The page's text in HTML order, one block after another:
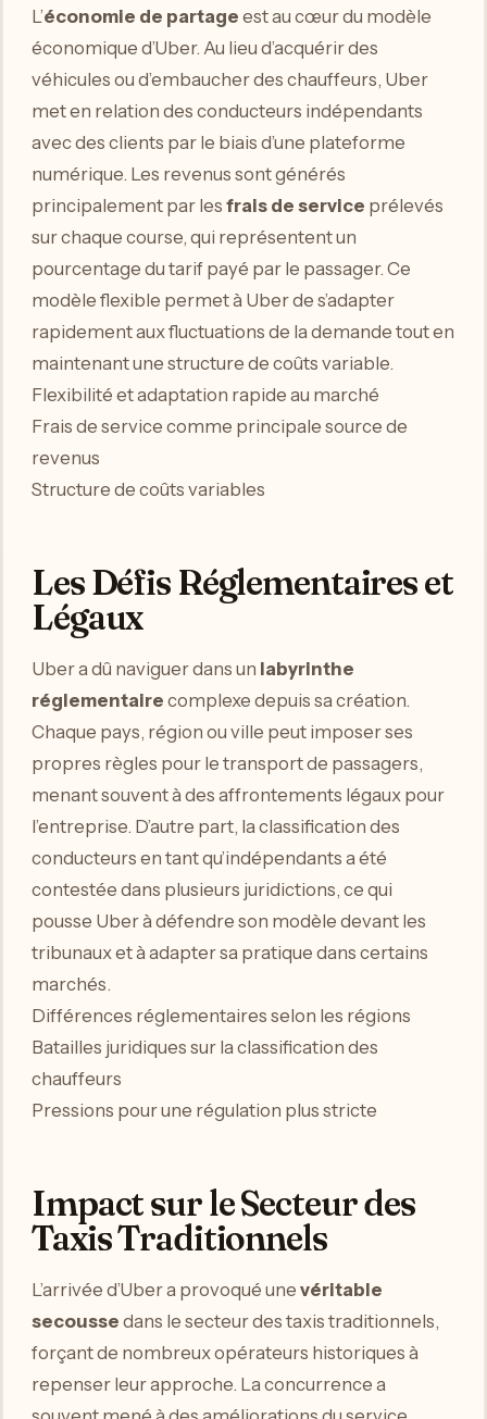
L’économie de partage est au cœur du modèle
économique d’Uber. Au lieu d’acquérir des
véhicules ou d’embaucher des chauffeurs, Uber
met en relation des conducteurs indépendants
avec des clients par le biais d’une plateforme
numérique. Les revenus sont générés
principalement par les frais de service prélevés
sur chaque course, qui représentent un
pourcentage du tarif payé par le passager. Ce
modèle flexible permet à Uber de s’adapter
rapidement aux fluctuations de la demande tout en
maintenant une structure de coûts variable.
Flexibilité et adaptation rapide au marché
Frais de service comme principale source de
revenus
Structure de coûts variables
Les Défis Réglementaires et
Légaux
Uber a dû naviguer dans un labyrinthe
réglementaire complexe depuis sa création.
Chaque pays, région ou ville peut imposer ses
propres règles pour le transport de passagers,
menant souvent à des affrontements légaux pour
l’entreprise. D’autre part, la classification des
conducteurs en tant qu’indépendants a été
contestée dans plusieurs juridictions, ce qui
pousse Uber à défendre son modèle devant les
tribunaux et à adapter sa pratique dans certains
marchés.
Différences réglementaires selon les régions
Batailles juridiques sur la classification des
chauffeurs
Pressions pour une régulation plus stricte
Impact sur le Secteur des
Taxis Traditionnels
L’arrivée d’Uber a provoqué une véritable
secousse dans le secteur des taxis traditionnels,
forçant de nombreux opérateurs historiques à
repenser leur approche. La concurrence a